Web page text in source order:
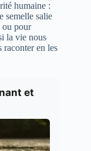
humaine :
semelle salie
ou pour
la vie nous
raconter en les
et